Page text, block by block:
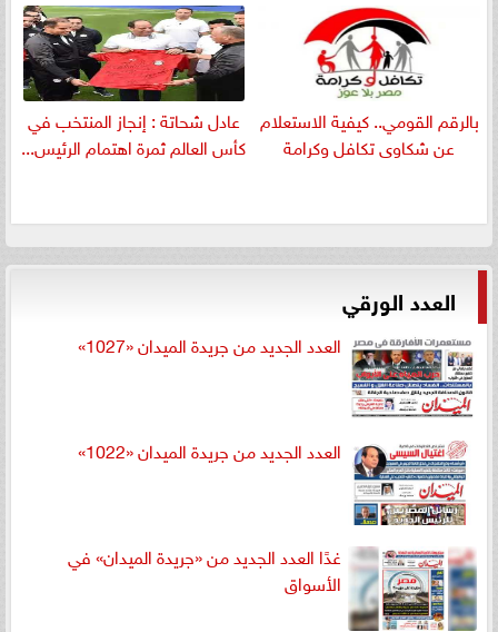
بالرقم القومي.. كيفية الاستعلام
عن شكاوى تكافل وكرامة
عادل شحاتة : إنجاز المنتخب في
كأس العالم ثمرة اهتمام الرئيس...
العدد الورقي
العدد الجديد من جريدة الميدان «1027»
العدد الجديد من جريدة الميدان «1022»
غدًا العدد الجديد من «جريدة الميدان» في
الأسواق